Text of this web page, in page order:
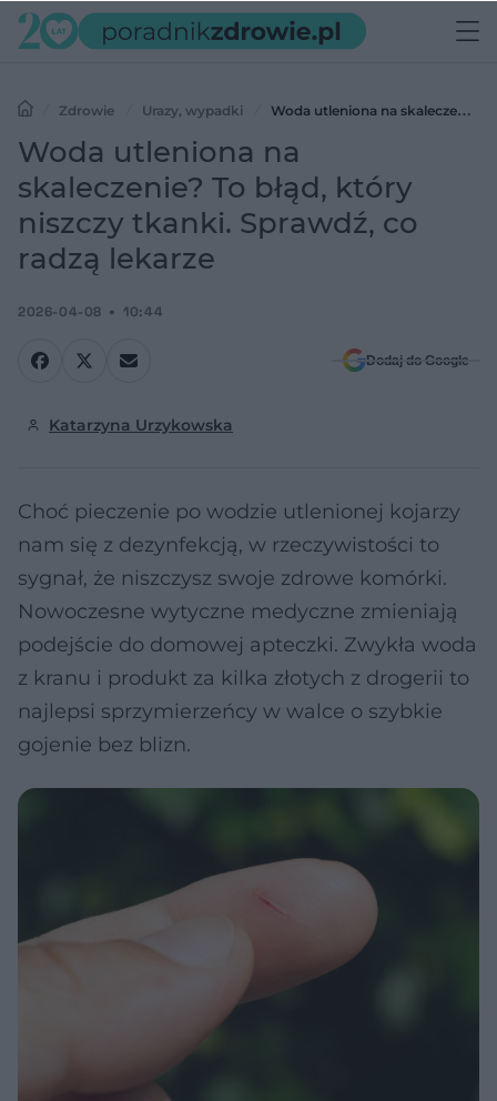
Zdrowie Urazy, wypadki
Woda utleniona na skaleczenie?
To błąd, który niszczy tkanki. Sprawdź, co radzą lekarze
Woda utleniona na
skaleczenie? To błąd, który
niszczy tkanki. Sprawdź, co
radzą lekarze
2026-04-08 10:44
Dodaj do Google
Katarzyna Urzykowska
Choć pieczenie po wodzie utlenionej kojarzy
nam się z dezynfekcją, w rzeczywistości to
sygnał, że niszczysz swoje zdrowe komórki.
Nowoczesne wytyczne medyczne zmieniają
podejście do domowej apteczki. Zwykła woda
z kranu i produkt za kilka złotych z drogerii to
najlepsi sprzymierzeńcy w walce o szybkie
gojenie bez blizn.